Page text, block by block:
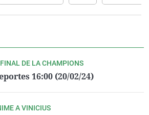
DE LA CHAMPIONS
16:00 (20/02/24)
A VINICIUS